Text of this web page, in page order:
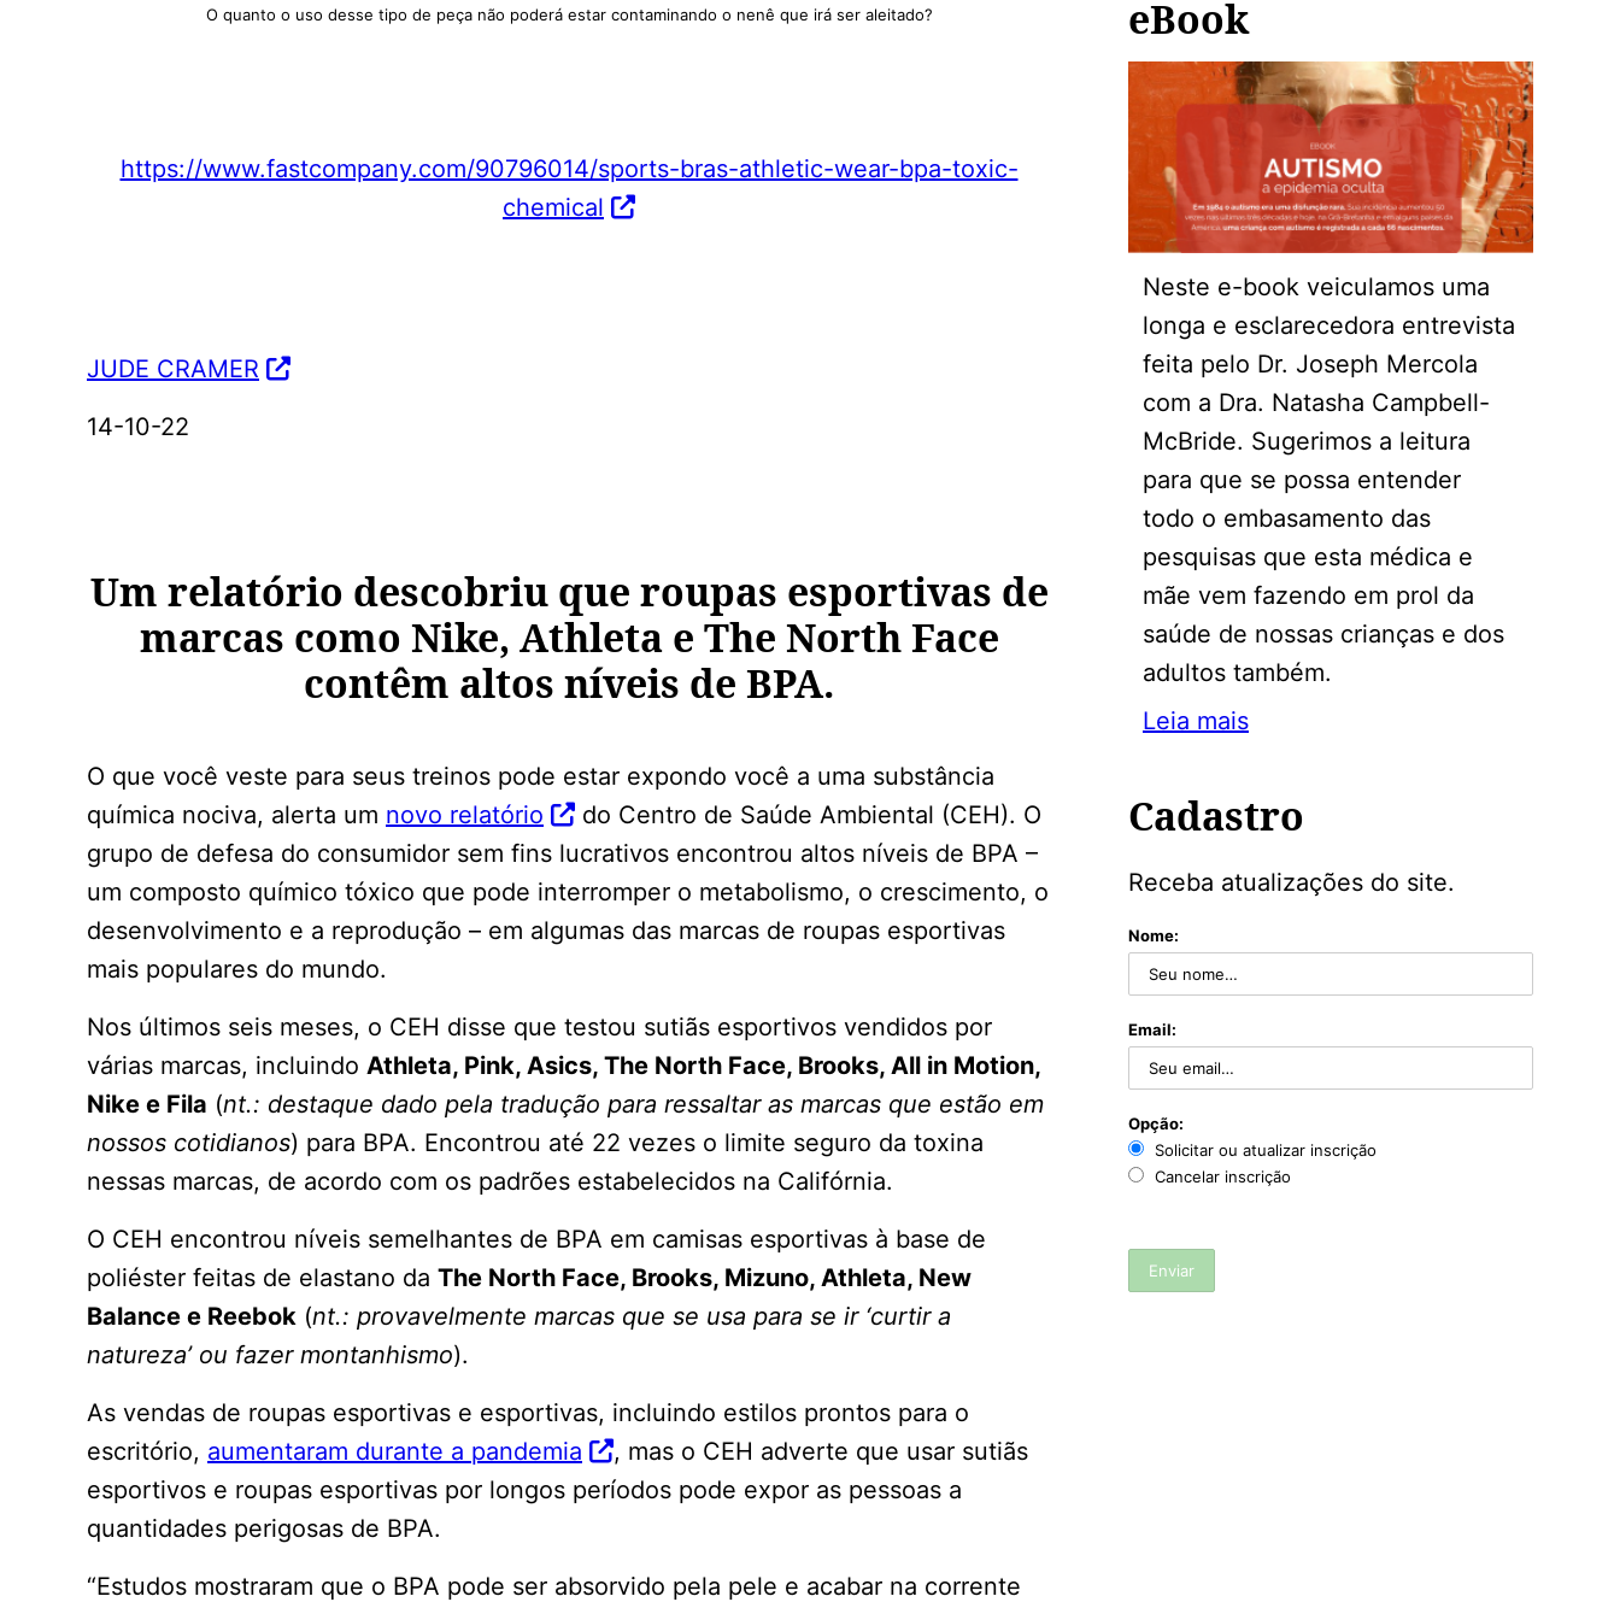
O quanto o uso desse tipo de peça não poderá estar contaminando o nenê que irá ser aleitado?
https://www.fastcompany.com/90796014/sports-bras-athletic-wear-bpa-toxic-
chemical
JUDE CRAMER
14-10-22
Um relatório descobriu que roupas esportivas de
marcas como Nike, Athleta e The North Face
contêm altos níveis de BPA.
O que você veste para seus treinos pode estar expondo você a uma substância
química nociva, alerta um novo relatório
do Centro de Saúde Ambiental (CEH). O
grupo de defesa do consumidor sem fins lucrativos encontrou altos níveis de BPA –
um composto químico tóxico que pode interromper o metabolismo, o crescimento, o
desenvolvimento e a reprodução – em algumas das marcas de roupas esportivas
mais populares do mundo.
Nos últimos seis meses, o CEH disse que testou sutiãs esportivos vendidos por
várias marcas, incluindo Athleta, Pink, Asics, The North Face, Brooks, All in Motion,
Nike e Fila (nt.: destaque dado pela tradução para ressaltar as marcas que estão em
nossos cotidianos) para BPA. Encontrou até 22 vezes o limite seguro da toxina
nessas marcas, de acordo com os padrões estabelecidos na Califórnia.
O CEH encontrou níveis semelhantes de BPA em camisas esportivas à base de
poliéster feitas de elastano da The North Face, Brooks, Mizuno, Athleta, New
Balance e Reebok (nt.: provavelmente marcas que se usa para se ir ‘curtir a
natureza’ ou fazer montanhismo).
As vendas de roupas esportivas e esportivas, incluindo estilos prontos para o
escritório, aumentaram durante a pandemia
, mas o CEH adverte que usar sutiãs
esportivos e roupas esportivas por longos períodos pode expor as pessoas a
quantidades perigosas de BPA.
“Estudos mostraram que o BPA pode ser absorvido pela pele e acabar na corrente
eBook
Neste e-book veiculamos uma
longa e esclarecedora entrevista
feita pelo Dr. Joseph Mercola
com a Dra. Natasha Campbell-
McBride. Sugerimos a leitura
para que se possa entender
todo o embasamento das
pesquisas que esta médica e
mãe vem fazendo em prol da
saúde de nossas crianças e dos
adultos também.
Leia mais
Cadastro
Receba atualizações do site.
Nome:
Email:
Opção:
Solicitar ou atualizar inscrição
Cancelar inscrição